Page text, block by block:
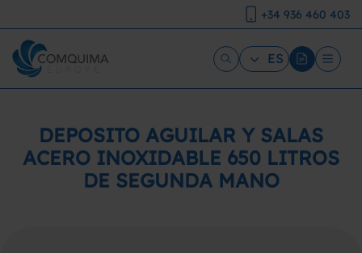
+34 936 460 403
ES
DEPOSITO AGUILAR Y SALAS
ACERO INOXIDABLE 650 LITROS
DE SEGUNDA MANO